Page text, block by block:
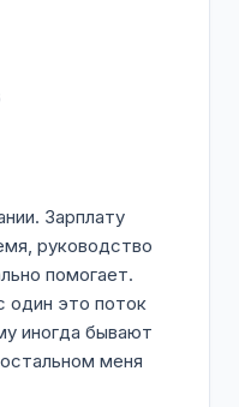
Зарплату
руководство
помогает.
один это поток
иногда бывают
меня